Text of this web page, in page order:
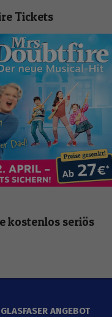
Tickets
kostenlos seriös
GLASFASER ANGEBOT